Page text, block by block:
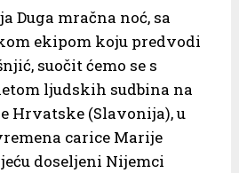
Duga mračna noć, sa
ekipom koju predvodi
suočit ćemo se s
ljudskih sudbina na
Hrvatske (Slavonija), u
carice Marije
doseljeni Nijemci